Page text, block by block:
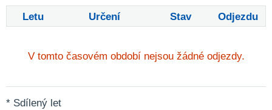
Letu Určení Stav Odjezdu
V tomto časovém období nejsou žádné odjezdy.
* Sdílený let